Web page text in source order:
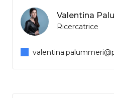
Valentina
Ricercatrice